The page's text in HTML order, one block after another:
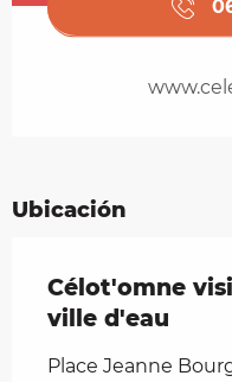
Ubicación
Célot'omne
ville d'eau
Place Jeanne